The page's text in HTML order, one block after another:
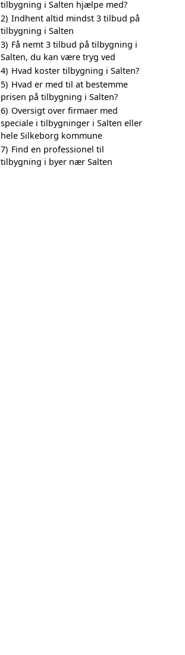
tilbygning i Salten hjælpe med?
2) Indhent altid mindst 3 tilbud på
tilbygning i Salten
3) Få nemt 3 tilbud på tilbygning i
Salten, du kan være tryg ved
4) Hvad koster tilbygning i Salten?
5) Hvad er med til at bestemme
prisen på tilbygning i Salten?
6) Oversigt over firmaer med
speciale i tilbygninger i Salten eller
hele Silkeborg kommune
7) Find en professionel til
tilbygning i byer nær Salten